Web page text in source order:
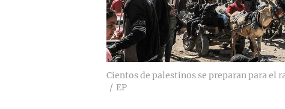
Cientos de palestinos se preparan para el
EP